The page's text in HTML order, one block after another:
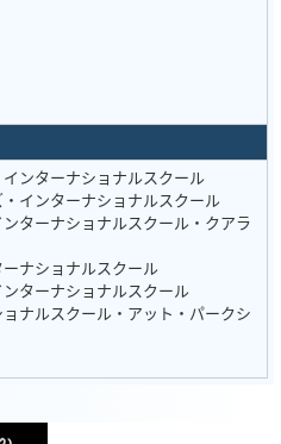
ンターナショナルスクール
インターナショナルスクール
ターナショナルスクール・クアラ
ナショナルスクール
ターナショナルスクール
ナルスクール・アット・パークシ